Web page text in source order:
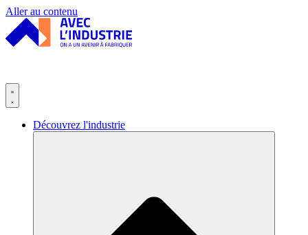
Panneau de gestion des cookies
Aller au contenu
Découvrez l'industrie